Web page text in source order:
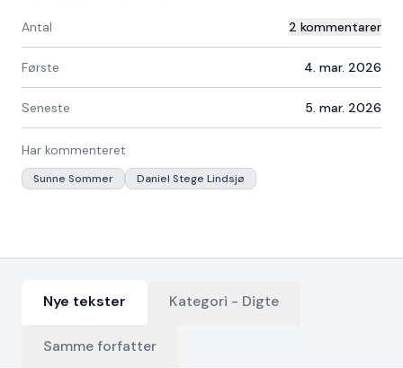
Antal 2 kommentarer
Første 4. mar. 2026
Seneste 5. mar. 2026
Har kommenteret
Sunne Sommer Daniel Stege Lindsjø
Nye tekster Kategori - Digte
Samme forfatter